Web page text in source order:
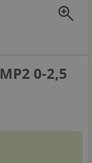
zoom_in
0-2,5